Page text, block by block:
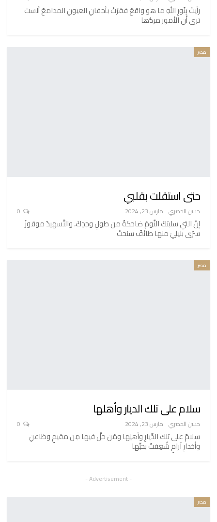
رأيتُ بِنُورِ اللهِ ما هو واقعُ فقرَّتْ بأجفانِ العيونِ المدامعُ ألستَ
ترى أن الأمور مردُّها
مصر
حتى استقلت بقلبي
حسن الحضري مارس 23, 2024
إنَّ التي سلبتكَ النَّومَ ضاحكةٌ من طولِ وجدِكَ، والتَّسهيدُ موقوزُ
سرَى بليليَ منها طائفٌ سنحتْ
مصر
سلام على تلك الديار وأهلها
حسن الحضري مارس 23, 2024
سلامٌ على تلك الدِّيارِ وأهلِها ومَن حلَّ فيها مِن مقيمٍ وظاعنِ
وأخدارِ آرامٍ شُغِفتُ بحبِّها
- Advertisement -
مصر